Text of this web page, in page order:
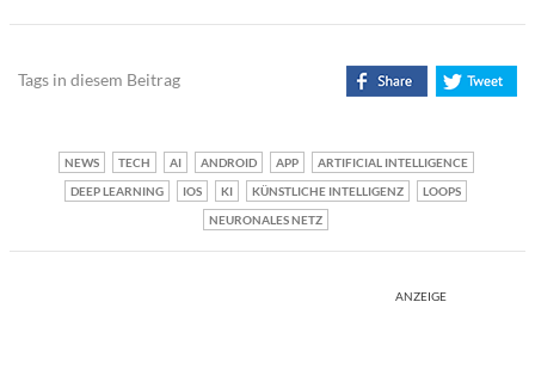
Tags in diesem Beitrag
NEWS TECH AI ANDROID APP
ARTIFICIAL INTELLIGENCE
DEEP LEARNING
IOS KI KÜNSTLICHE INTELLIGENZ
LOOPS
NEURONALES NETZ
ANZEIGE